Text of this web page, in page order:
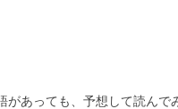
あっても、予想して読んで